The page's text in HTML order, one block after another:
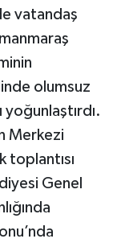
vatandaş
olumsuz
yoğunlaştırdı.
Merkezi
toplantısı
Genel